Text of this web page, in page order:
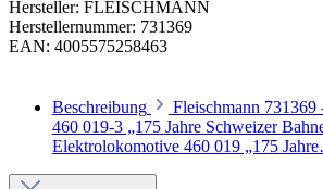
Hersteller: FLEISCHMANN
Herstellernummer: 731369
EAN: 4005575258463
Beschreibung
Fleischmann
460 019-3 „175 Jahre Schweizer
Elektrolokomotive 460 019 „175